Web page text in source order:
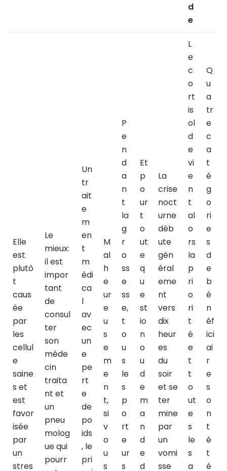
d
e
Elle
est
plutô
t
caus
ée
par
les
cellul
e
saine
s et
est
favor
isée
par
un
stres
Le
mieux:
il est
impor
tant
de
consul
ter
son
méde
cin
traita
nt et
un
pneu
molog
ue qui
pourr
Un
tr
ait
e
m
en
t
m
édi
ca
l
av
ec
un
e
pe
rt
e
de
po
ids
, le
pri
M
al
h
e
ur
e
u
s
e
m
e
n
t,
si
v
o
u
s
P
e
n
d
a
n
t
la
g
r
o
ss
e
ss
e,
t
o
u
s
le
s
p
o
rt
e
ur
s
Et
p
o
ur
t
o
ut
e
q
u
e
st
io
n
o
u
d
e
m
a
n
d
e
d
La
crise
noct
urne
déb
ute
gén
éral
eme
nt
vers
dix
heur
es
du
soir
et se
ter
mine
par
un
vomi
sse
L
e
c
o
rt
is
ol
d
e
vi
e
n
t
al
o
rs
la
p
ri
o
ri
t
é
e
t
t
o
ut
e
s
le
s
a
Q
u
a
tr
e
c
a
t
é
g
o
ri
e
s
d
e
b
é
n
éf
ici
ai
r
e
s
o
n
t
é
t
é